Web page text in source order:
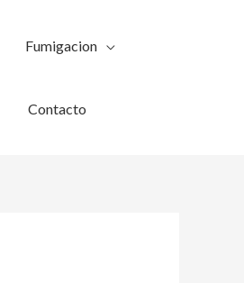
Fumigacion
Contacto